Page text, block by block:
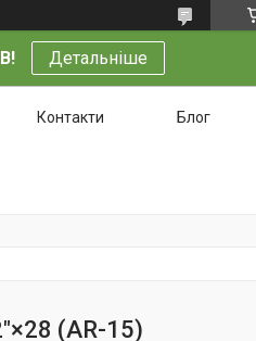
Детальніше
Контакти Блог
(AR-15)